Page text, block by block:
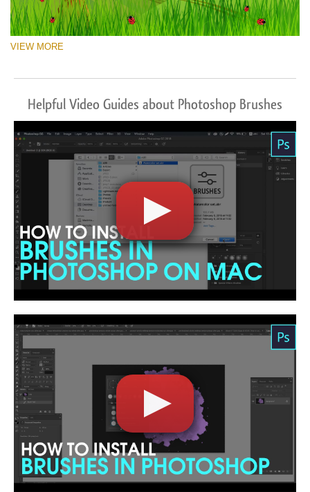
VIEW MORE
Helpful Video Guides about Photoshop Brushes